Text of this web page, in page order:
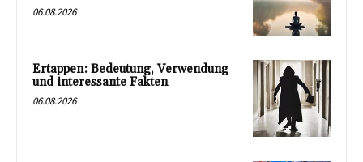
06.08.2026
Ertappen: Bedeutung, Verwendung
und interessante Fakten
06.08.2026